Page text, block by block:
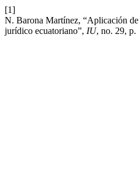
[1]
N. Barona Martínez, “Aplicación
jurídico ecuatoriano”, IU, no. 29, p.